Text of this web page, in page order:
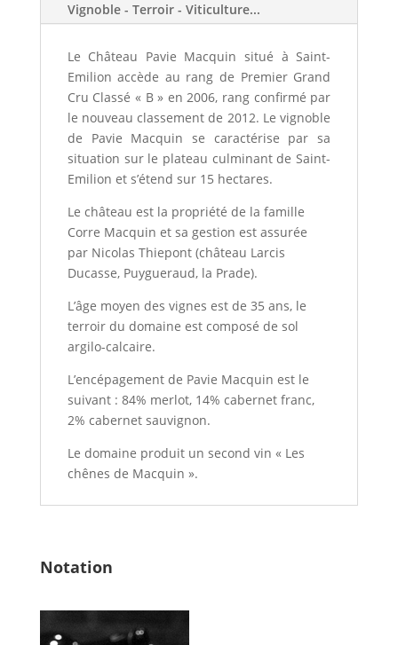
Vignoble - Terroir - Viticulture...
Le Château Pavie Macquin situé à Saint-
Emilion accède au rang de Premier Grand
Cru Classé « B » en 2006, rang confirmé par
le nouveau classement de 2012. Le vignoble
de Pavie Macquin se caractérise par sa
situation sur le plateau culminant de Saint-
Emilion et s’étend sur 15 hectares.
Le château est la propriété de la famille
Corre Macquin et sa gestion est assurée
par Nicolas Thiepont (château Larcis
Ducasse, Puygueraud, la Prade).
L’âge moyen des vignes est de 35 ans, le
terroir du domaine est composé de sol
argilo-calcaire.
L’encépagement de Pavie Macquin est le
suivant : 84% merlot, 14% cabernet franc,
2% cabernet sauvignon.
Le domaine produit un second vin « Les
chênes de Macquin ».
Notation